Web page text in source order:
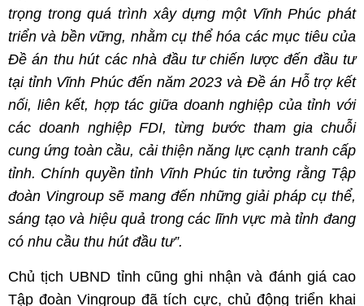
trọng trong quá trình xây dựng một Vĩnh Phúc phát
triển và bền vững, nhằm cụ thể hóa các mục tiêu của
Đề án thu hút các nhà đầu tư chiến lược đến đầu tư
tại tỉnh Vĩnh Phúc đến năm 2023 và Đề án Hỗ trợ kết
nối, liên kết, hợp tác giữa doanh nghiệp của tỉnh với
các doanh nghiệp FDI, từng bước tham gia chuỗi
cung ứng toàn cầu, cải thiện năng lực cạnh tranh cấp
tỉnh. Chính quyền tỉnh Vĩnh Phúc tin tưởng rằng Tập
đoàn Vingroup sẽ mang đến những giải pháp cụ thể,
sáng tạo và hiệu quả trong các lĩnh vực mà tỉnh đang
có nhu cầu thu hút đầu tư”.
Chủ tịch UBND tỉnh cũng ghi nhận và đánh giá cao
Tập đoàn Vingroup đã tích cực, chủ động triển khai